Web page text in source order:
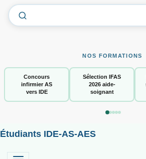
NOS FORMATIONS
Concours
infirmier AS
vers IDE
Sélection IFAS
2026 aide-
soignant
Étudiants IDE-AS-AES